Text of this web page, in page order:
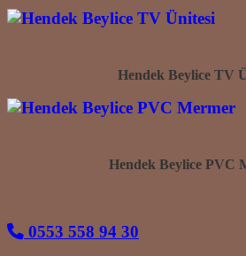
Hendek Beylice TV
Hendek Beylice PVC
0553 558 94 30